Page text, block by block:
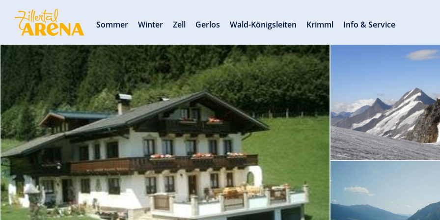
Sommer Winter Zell Gerlos Wald-Königsleiten Krimml Info & Service